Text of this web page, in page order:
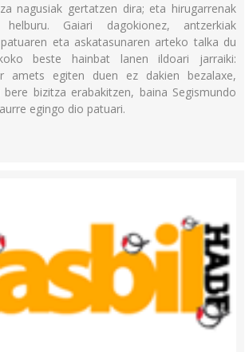
nagusiak gertatzen dira; eta hirugarrenak
Gaiari dagokionez, antzerkiak
eta askatasunaren arteko talka du
beste hainbat lanen ildoari jarraiki:
amets egiten duen ez dakien bezalaxe,
bere bizitza erabakitzen, baina Segismundo
egingo dio patuari.